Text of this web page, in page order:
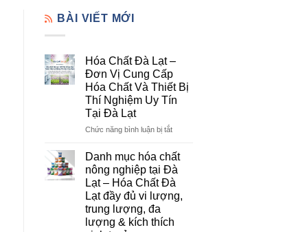
BÀI VIẾT MỚI
Hóa Chất Đà Lạt –
Đơn Vị Cung Cấp
Hóa Chất Và Thiết Bị
Thí Nghiệm Uy Tín
Tại Đà Lạt
Chức năng bình luận bị tắtở
Chất
Đà
Lạt
–
Đơn
Cung
Danh mục hóa chất
nông nghiệp tại Đà
Lạt – Hóa Chất Đà
Lạt đầy đủ vi lượng,
trung lượng, đa
lượng & kích thích